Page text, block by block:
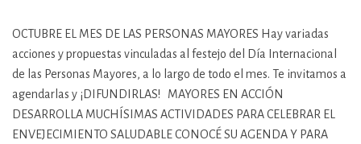
OCTUBRE EL MES DE LAS PERSONAS MAYORES Hay variadas
acciones y propuestas vinculadas al festejo del Día Internacional
de las Personas Mayores, a lo largo de todo el mes. Te invitamos a
agendarlas y ¡DIFUNDIRLAS! MAYORES EN ACCIÓN
DESARROLLA MUCHÍSIMAS ACTIVIDADES PARA CELEBRAR EL
ENVEJECIMIENTO SALUDABLE CONOCÉ SU AGENDA Y PARA